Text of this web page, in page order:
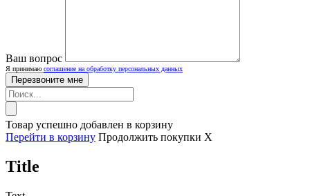
Ваш вопрос
Я принимаю соглашение на обработку персональных данных
Товар успешно добавлен в корзину
Перейти в корзину Продолжить покупки X
Title